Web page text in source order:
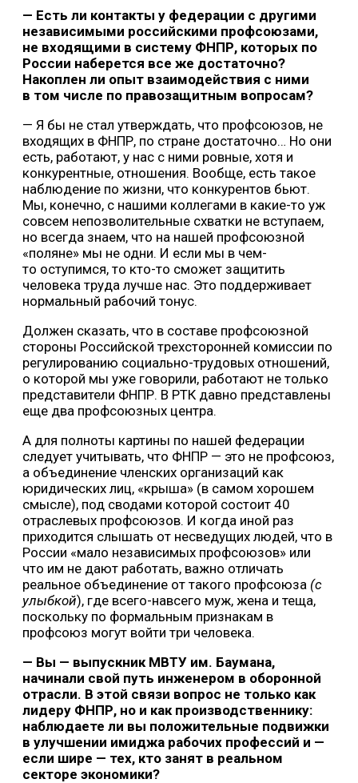
— Есть ли контакты у федерации с другими
независимыми российскими профсоюзами,
не входящими в систему ФНПР, которых по
России наберется все же достаточно?
Накоплен ли опыт взаимодействия с ними
в том числе по правозащитным вопросам?
— Я бы не стал утверждать, что профсоюзов, не
входящих в ФНПР, по стране достаточно… Но они
есть, работают, у нас с ними ровные, хотя и
конкурентные, отношения. Вообще, есть такое
наблюдение по жизни, что конкурентов бьют.
Мы, конечно, с нашими коллегами в какие-то уж
совсем непозволительные схватки не вступаем,
но всегда знаем, что на нашей профсоюзной
«поляне» мы не одни. И если мы в чем-
то оступимся, то кто-то сможет защитить
человека труда лучше нас. Это поддерживает
нормальный рабочий тонус.
Должен сказать, что в составе профсоюзной
стороны Российской трехсторонней комиссии по
регулированию социально-трудовых отношений,
о которой мы уже говорили, работают не только
представители ФНПР. В РТК давно представлены
еще два профсоюзных центра.
А для полноты картины по нашей федерации
следует учитывать, что ФНПР — это не профсоюз,
а объединение членских организаций как
юридических лиц, «крыша» (в самом хорошем
смысле), под сводами которой состоит 40
отраслевых профсоюзов. И когда иной раз
приходится слышать от несведущих людей, что в
России «мало независимых профсоюзов» или
что им не дают работать, важно отличать
реальное объединение от такого профсоюза (с
улыбкой), где всего-навсего муж, жена и теща,
поскольку по формальным признакам в
профсоюз могут войти три человека.
— Вы — выпускник МВТУ им. Баумана,
начинали свой путь инженером в оборонной
отрасли. В этой связи вопрос не только как
лидеру ФНПР, но и как производственнику:
наблюдаете ли вы положительные подвижки
в улучшении имиджа рабочих профессий и —
если шире — тех, кто занят в реальном
секторе экономики?